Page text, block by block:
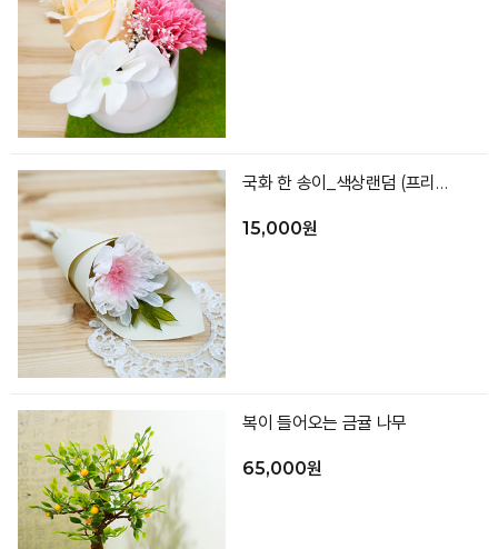
국화 한 송이_색상랜덤 (프리저브드)
15,000원
복이 들어오는 금귤 나무
65,000원